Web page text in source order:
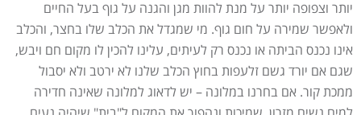
יותר וצפופה יותר על מנת להוות מגן והגנה על גוף בעל החיים
ולאפשר שמירה על חום גוף. מי שמגדל את הכלב שלו בחצר, והכלב
אינו נכנס הביתה או נכנס רק לעיתים, עלינו להכין לו מקום חם ויבש,
שגם אם יורד גשם זלעפות בחוץ הכלב שלנו לא ירטב ולא יסבול
ממכת קור. אם בחרנו במלונה – יש לדאוג למלונה שאינה חדירה